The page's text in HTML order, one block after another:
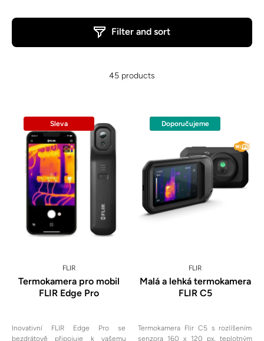
Filter and sort
45 products
Sleva
FLIR
Termokamera pro mobil
FLIR Edge Pro
Inovativní FLIR Edge Pro se
bezdrátově připojuje k vašemu
Sleva
Doporučujeme
FLIR
Malá a lehká termokamera
FLIR C5
Termokamera Flir C5 s rozlíšením
senzora 160 x 120 px, teplotným